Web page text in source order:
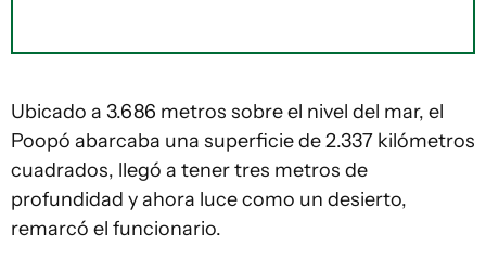
Ubicado a 3.686 metros sobre el nivel del mar, el
Poopó abarcaba una superficie de 2.337 kilómetros
cuadrados, llegó a tener tres metros de
profundidad y ahora luce como un desierto,
remarcó el funcionario.